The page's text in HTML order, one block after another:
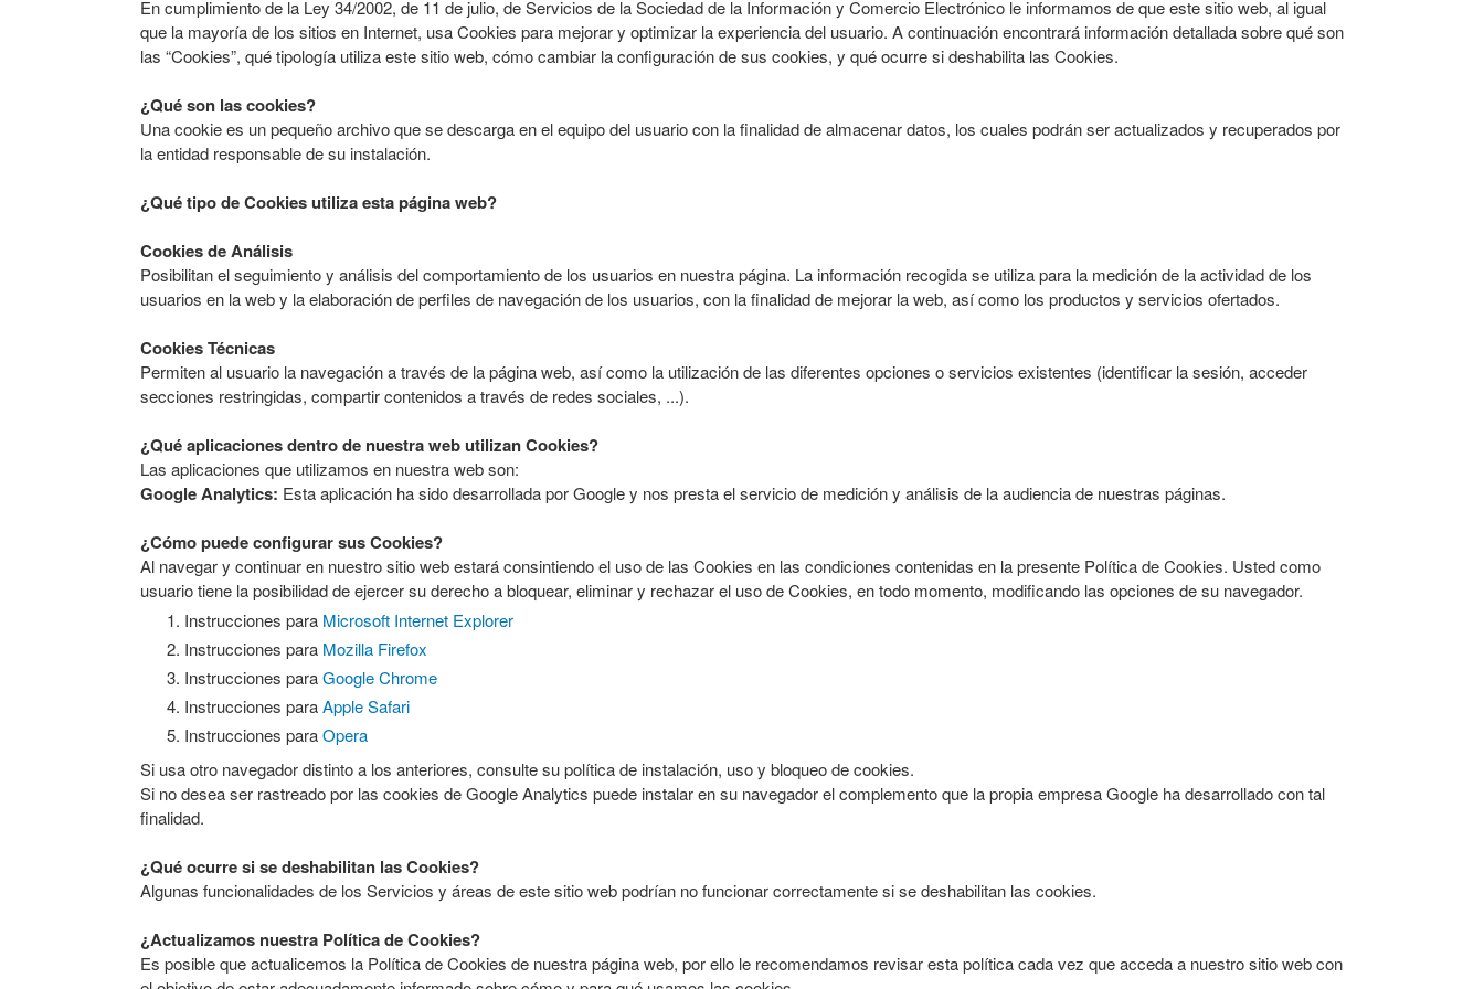
En cumplimiento de la Ley 34/2002, de 11 de julio, de Servicios de la Sociedad de la Información y Comercio Electrónico le informamos de que este sitio web, al igual
que la mayoría de los sitios en Internet, usa Cookies para mejorar y optimizar la experiencia del usuario. A continuación encontrará información detallada sobre qué son
las “Cookies”, qué tipología utiliza este sitio web, cómo cambiar la configuración de sus cookies, y qué ocurre si deshabilita las Cookies.
¿Qué son las cookies?
Una cookie es un pequeño archivo que se descarga en el equipo del usuario con la finalidad de almacenar datos, los cuales podrán ser actualizados y recuperados por
la entidad responsable de su instalación.
¿Qué tipo de Cookies utiliza esta página web?
Cookies de Análisis
Posibilitan el seguimiento y análisis del comportamiento de los usuarios en nuestra página. La información recogida se utiliza para la medición de la actividad de los
usuarios en la web y la elaboración de perfiles de navegación de los usuarios, con la finalidad de mejorar la web, así como los productos y servicios ofertados.
Cookies Técnicas
Permiten al usuario la navegación a través de la página web, así como la utilización de las diferentes opciones o servicios existentes (identificar la sesión, acceder
secciones restringidas, compartir contenidos a través de redes sociales, ...).
¿Qué aplicaciones dentro de nuestra web utilizan Cookies?
Las aplicaciones que utilizamos en nuestra web son:
Google Analytics: Esta aplicación ha sido desarrollada por Google y nos presta el servicio de medición y análisis de la audiencia de nuestras páginas.
¿Cómo puede configurar sus Cookies?
Al navegar y continuar en nuestro sitio web estará consintiendo el uso de las Cookies en las condiciones contenidas en la presente Política de Cookies. Usted como
usuario tiene la posibilidad de ejercer su derecho a bloquear, eliminar y rechazar el uso de Cookies, en todo momento, modificando las opciones de su navegador.
Instrucciones para Microsoft Internet Explorer
Instrucciones para Mozilla Firefox
Instrucciones paraGoogle Chrome
Instrucciones paraApple Safari
Instrucciones paraOpera
Si usa otro navegador distinto a los anteriores, consulte su política de instalación, uso y bloqueo de cookies.
Si no desea ser rastreado por las cookies de Google Analytics puede instalar en su navegador el complemento que la propia empresa Google ha desarrollado con tal
finalidad.
¿Qué ocurre si se deshabilitan las Cookies?
Algunas funcionalidades de los Servicios y áreas de este sitio web podrían no funcionar correctamente si se deshabilitan las cookies.
¿Actualizamos nuestra Política de Cookies?
Es posible que actualicemos la Política de Cookies de nuestra página web, por ello le recomendamos revisar esta política cada vez que acceda a nuestro sitio web con